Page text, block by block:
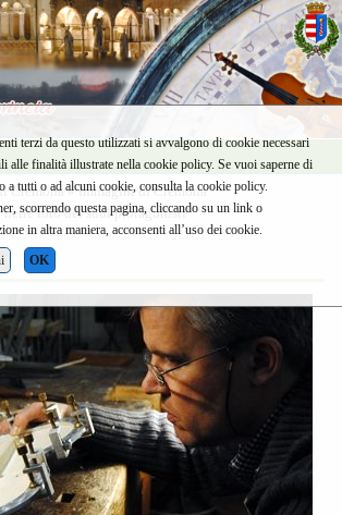
Cremona »Immagini di Cremona
nelle foto dei suoi protagonisti
terzi da questo utilizzati si avvalgono di cookie necessari
alle finalità illustrate nella cookie policy. Se vuoi saperne di
a tutti o ad alcuni cookie, consulta la cookie policy.
scorrendo questa pagina, cliccando su un link o
in altra maniera, acconsenti all’uso dei cookie.
OK